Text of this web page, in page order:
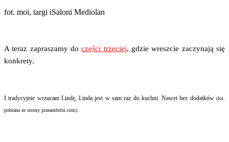
fot. moi, tar­gi iSa­loni Mediolan
A teraz zapra­sza­my doczę­ści trze­ciej, gdzie wresz­cie zaczy­na­ją się
konkrety.
I tra­dy­cyj­nie wrzu­cam Lin­dę, Lin­da jest w sam raz do kuch­ni. Nawet bez dodat­ków(fot.
pobra­na ze stro­ny przeambitni.com).